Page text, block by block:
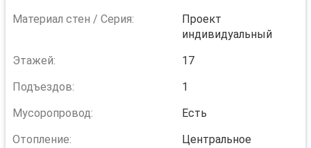
Материал стен / Серия:
Проект
индивидуальный
Этажей:
17
Подъездов:
1
Мусоропровод:
Есть
Отопление:
Центральное